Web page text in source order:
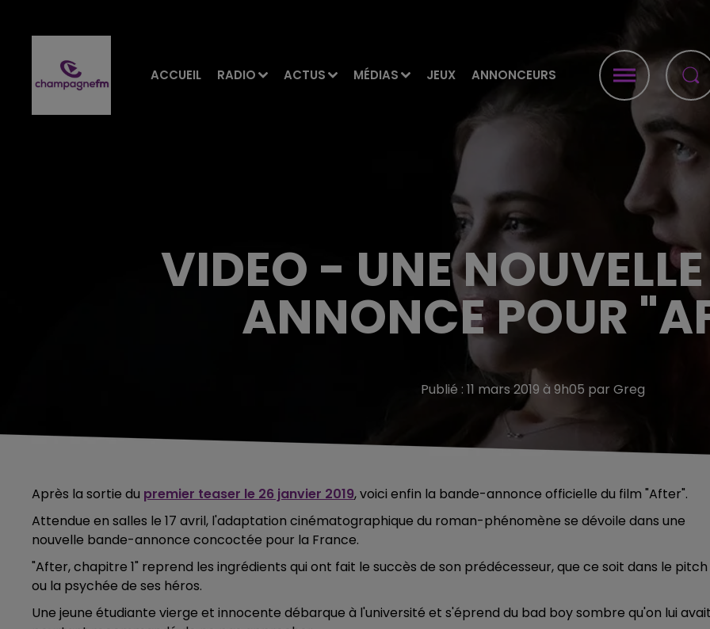
ACCUEIL RADIO ACTUS MÉDIAS JEUX ANNONCEURS
VIDEO - UNE
ANNONCE POUR
Publié : 11 mars 2019 à 9h05 par Greg
Après la sortie du premier teaser le 26 janvier 2019, voici enfin la bande-annonce officielle du film "After".
Attendue en salles le 17 avril, l'adaptation cinématographique du roman-phénomène se dévoile dans une
nouvelle bande-annonce concoctée pour la France.
"After, chapitre 1" reprend les ingrédients qui ont fait le succès de son prédécesseur, que ce soit dans le pitch
ou la psychée de ses héros.
Une jeune étudiante vierge et innocente débarque à l'université et s'éprend du bad boy sombre qu'on lui avait